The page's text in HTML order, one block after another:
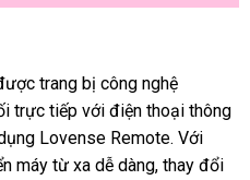
trang bị công nghệ
trực tiếp cung
cấp
với điện thoại thông
Lovense Remotethông
minh
. Với
máy từ xa dễ dàngđặt
, thay đổi